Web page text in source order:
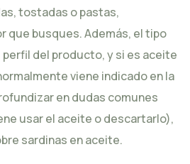
tostadas o pastas,
que busques. Además, el tipo
del producto, y si es aceite
viene indicado en la
en dudas comunes
usar el aceite o descartarlo),
sardinas en aceite.